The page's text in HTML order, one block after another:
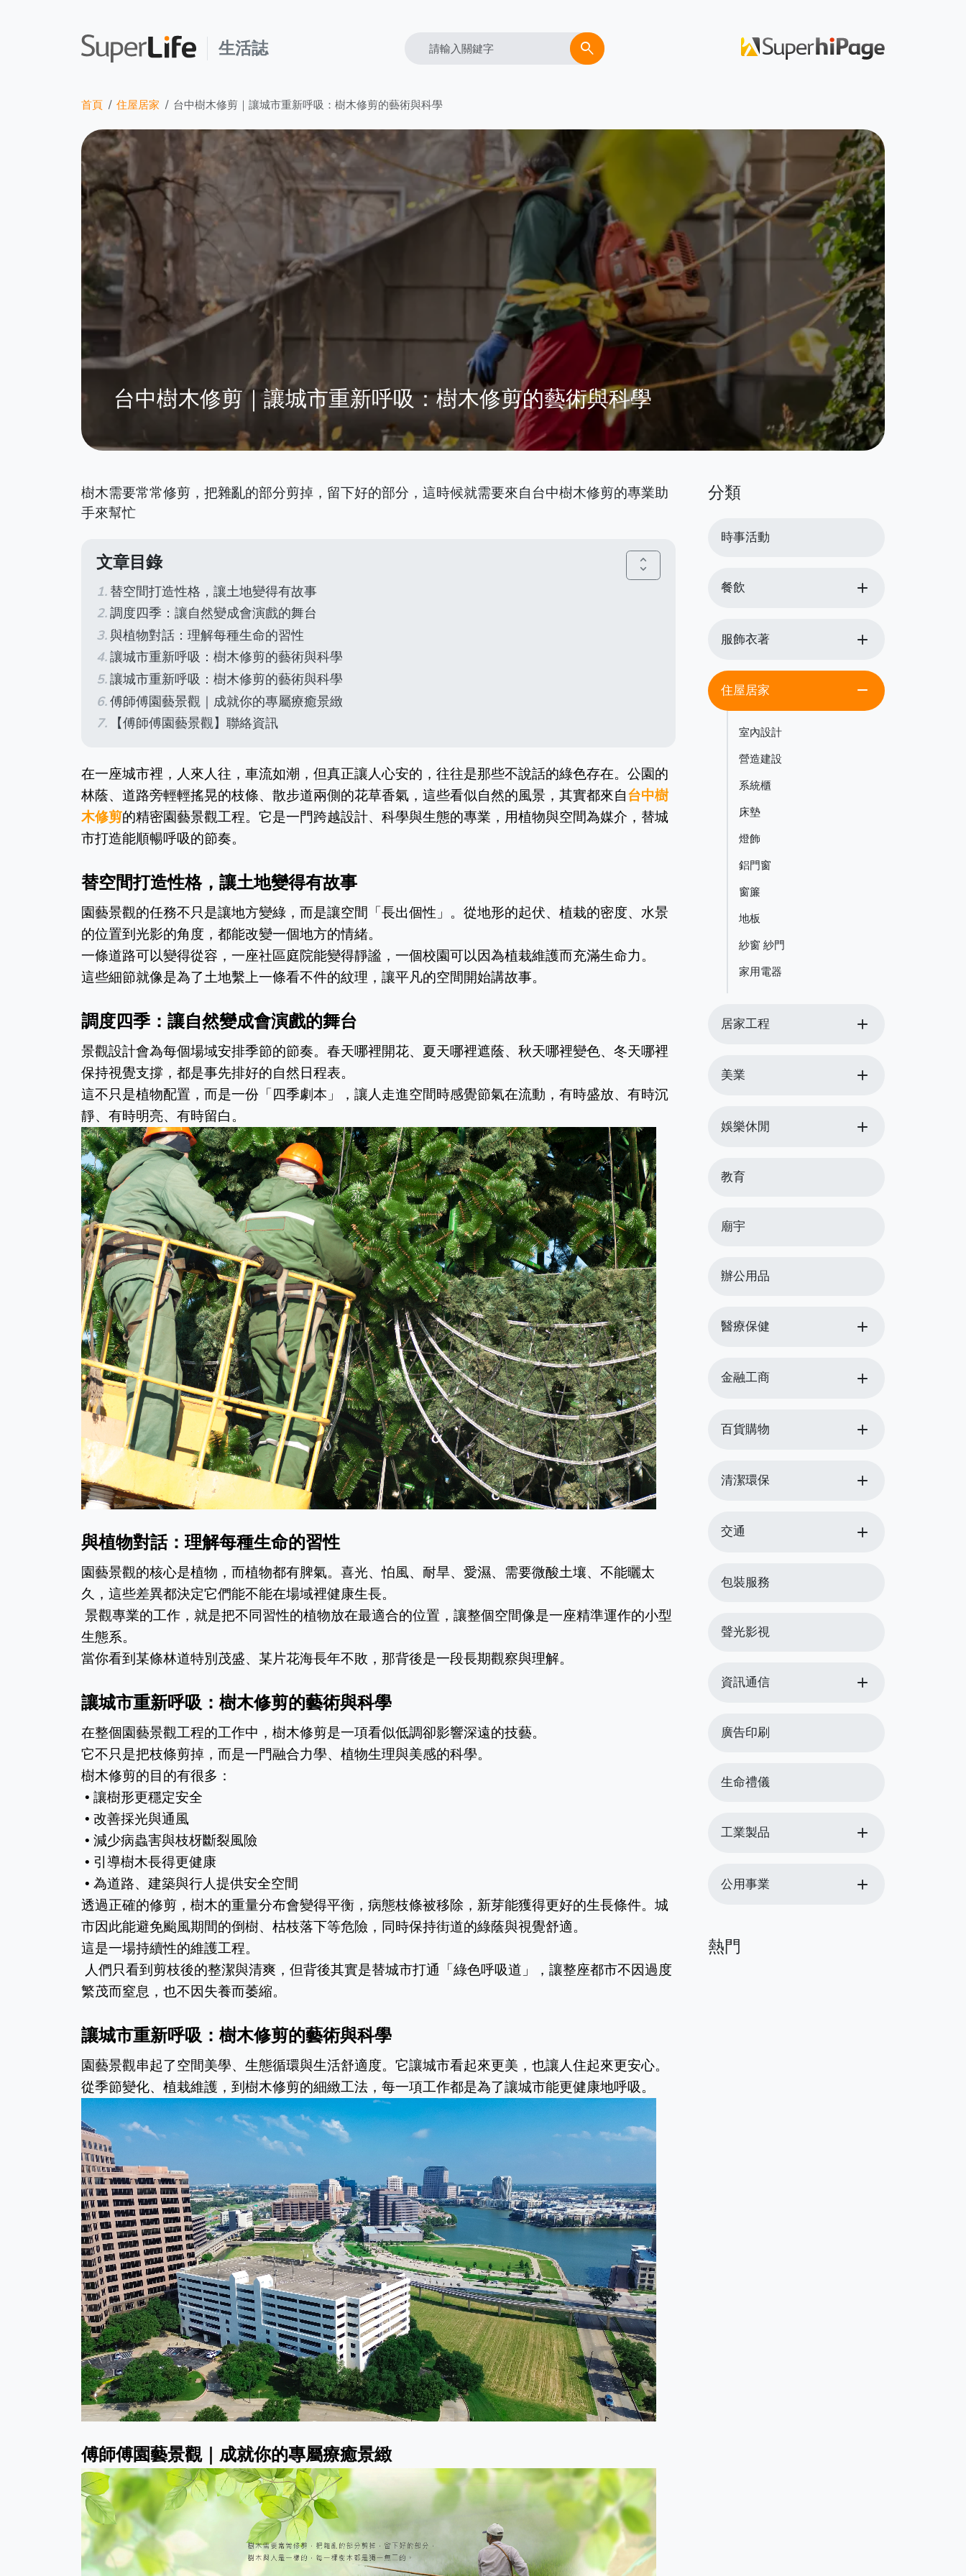
生活誌 Search search
首頁 住屋居家 台中樹木修剪｜讓城市重新呼吸：樹木修剪的藝術與科學
台中樹木修剪｜讓城市重新呼吸：樹木修剪的藝術與科學
樹木需要常常修剪，把雜亂的部分剪掉，留下好的部分，這時候就需要來自台中樹木修剪的專業助
手來幫忙
文章目錄 unfold_more
替空間打造性格，讓土地變得有故事
調度四季：讓自然變成會演戲的舞台
與植物對話：理解每種生命的習性
讓城市重新呼吸：樹木修剪的藝術與科學
讓城市重新呼吸：樹木修剪的藝術與科學
傅師傅園藝景觀｜成就你的專屬療癒景緻
【傅師傅園藝景觀】聯絡資訊
在一座城市裡，人來人往，車流如潮，但真正讓人心安的，往往是那些不說話的綠色存在。公園的
林蔭、道路旁輕輕搖晃的枝條、散步道兩側的花草香氣，這些看似自然的風景，其實都來自台中樹
木修剪的精密園藝景觀工程。它是一門跨越設計、科學與生態的專業，用植物與空間為媒介，替城
市打造能順暢呼吸的節奏。
替空間打造性格，讓土地變得有故事
園藝景觀的任務不只是讓地方變綠，而是讓空間「長出個性」。從地形的起伏、植栽的密度、水景
的位置到光影的角度，都能改變一個地方的情緒。
一條道路可以變得從容，一座社區庭院能變得靜謐，一個校園可以因為植栽維護而充滿生命力。
這些細節就像是為了土地繫上一條看不件的紋理，讓平凡的空間開始講故事。
調度四季：讓自然變成會演戲的舞台
景觀設計會為每個場域安排季節的節奏。春天哪裡開花、夏天哪裡遮蔭、秋天哪裡變色、冬天哪裡
保持視覺支撐，都是事先排好的自然日程表。
這不只是植物配置，而是一份「四季劇本」，讓人走進空間時感覺節氣在流動，有時盛放、有時沉
靜、有時明亮、有時留白。
與植物對話：理解每種生命的習性
園藝景觀的核心是植物，而植物都有脾氣。喜光、怕風、耐旱、愛濕、需要微酸土壤、不能曬太
久，這些差異都決定它們能不能在場域裡健康生長。
景觀專業的工作，就是把不同習性的植物放在最適合的位置，讓整個空間像是一座精準運作的小型
生態系。
當你看到某條林道特別茂盛、某片花海長年不敗，那背後是一段長期觀察與理解。
讓城市重新呼吸：樹木修剪的藝術與科學
在整個園藝景觀工程的工作中，樹木修剪是一項看似低調卻影響深遠的技藝。
它不只是把枝條剪掉，而是一門融合力學、植物生理與美感的科學。
樹木修剪的目的有很多：
• 讓樹形更穩定安全
• 改善採光與通風
• 減少病蟲害與枝枒斷裂風險
• 引導樹木長得更健康
• 為道路、建築與行人提供安全空間
透過正確的修剪，樹木的重量分布會變得平衡，病態枝條被移除，新芽能獲得更好的生長條件。城
市因此能避免颱風期間的倒樹、枯枝落下等危險，同時保持街道的綠蔭與視覺舒適。
這是一場持續性的維護工程。
繁茂而窒息，也不因失養而萎縮。
讓城市重新呼吸：樹木修剪的藝術與科學
園藝景觀串起了空間美學、生態循環與生活舒適度。它讓城市看起來更美，也讓人住起來更安心。
從季節變化、植栽維護，到樹木修剪的細緻工法，每一項工作都是為了讓城市能更健康地呼吸。
傅師傅園藝景觀｜成就你的專屬療癒景緻
分類
時事活動
餐飲 add
服飾衣著 add
住屋居家 remove
室內設計
營造建設
系統櫃
床墊
燈飾
鋁門窗
窗簾
地板
紗窗 紗門
家用電器
居家工程 add
美業 add
娛樂休閒 add
教育
廟宇
辦公用品
醫療保健 add
金融工商 add
百貨購物 add
清潔環保 add
交通 add
包裝服務
聲光影視
資訊通信 add
廣告印刷
生命禮儀
工業製品 add
公用事業 add
熱門